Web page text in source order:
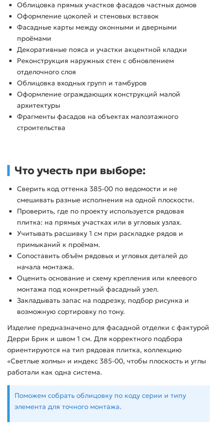
Облицовка прямых участков фасадов частных домов
Оформление цоколей и стеновых вставок
Фасадные карты между оконными и дверными
проёмами
Декоративные пояса и участки акцентной кладки
Реконструкция наружных стен с обновлением
отделочного слоя
Облицовка входных групп и тамбуров
Оформление ограждающих конструкций малой
архитектуры
Фрагменты фасадов на объектах малоэтажного
строительства
Что учесть при выборе:
Сверить код оттенка 385-00 по ведомости и не
смешивать разные исполнения на одной плоскости.
Проверить, где по проекту используется рядовая
плитка: на прямых участках или в угловых узлах.
Учитывать расшивку 1 см при раскладке рядов и
примыканий к проёмам.
Сопоставить объём рядовых и угловых деталей до
начала монтажа.
Оценить основание и схему крепления или клеевого
монтажа под конкретный фасадный узел.
Закладывать запас на подрезку, подбор рисунка и
возможную сортировку по тону.
Изделие предназначено для фасадной отделки с фактурой
Дерри Брик и швом 1 см. Для корректного подбора
ориентируются на тип рядовая плитка, коллекцию
«Светлые холмы» и индекс 385-00, чтобы плоскость и углы
работали как одна система.
Поможем собрать облицовку по коду серии и типу
элемента для точного монтажа.